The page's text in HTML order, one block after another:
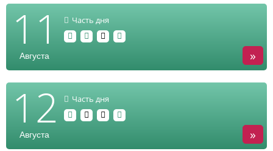
11
Августа
Часть дня
»
12
Августа
Часть дня
»